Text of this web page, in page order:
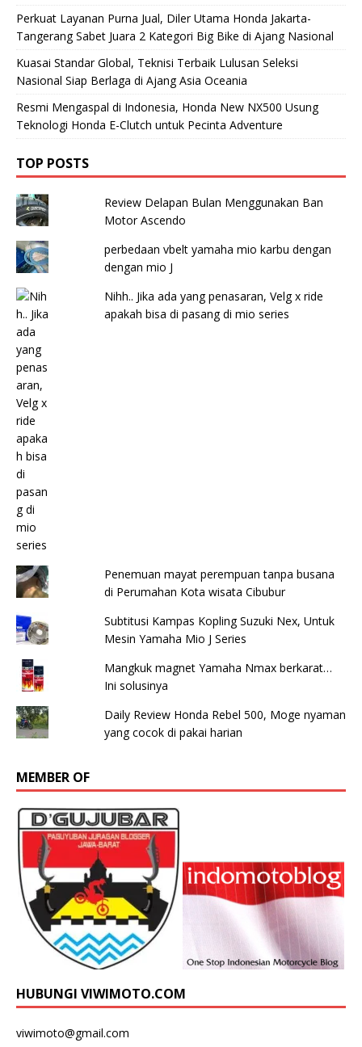
Perkuat Layanan Purna Jual, Diler Utama Honda Jakarta-
Tangerang Sabet Juara 2 Kategori Big Bike di Ajang Nasional
Kuasai Standar Global, Teknisi Terbaik Lulusan Seleksi
Nasional Siap Berlaga di Ajang Asia Oceania
Resmi Mengaspal di Indonesia, Honda New NX500 Usung
Teknologi Honda E-Clutch untuk Pecinta Adventure
TOP POSTS
Review Delapan Bulan Menggunakan Ban
Motor Ascendo
perbedaan vbelt yamaha mio karbu dengan
dengan mio J
Nihh.. Jika ada yang penasaran, Velg x ride
apakah bisa di pasang di mio series
Penemuan mayat perempuan tanpa busana
di Perumahan Kota wisata Cibubur
Subtitusi Kampas Kopling Suzuki Nex, Untuk
Mesin Yamaha Mio J Series
Mangkuk magnet Yamaha Nmax berkarat…
Ini solusinya
Daily Review Honda Rebel 500, Moge nyaman
yang cocok di pakai harian
MEMBER OF
HUBUNGI VIWIMOTO.COM
viwimoto@gmail.com